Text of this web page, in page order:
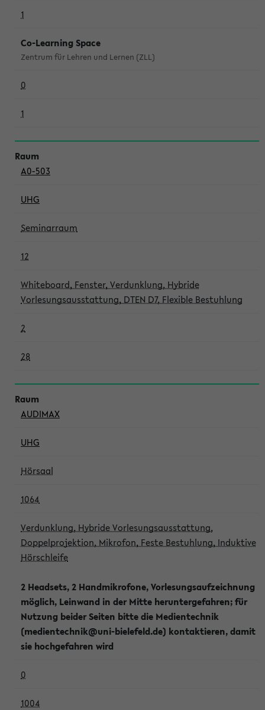
1
Co-Learning Space
Zentrum für Lehren und Lernen (ZLL)
0
1
A0-503
UHG
Seminarraum
12
Whiteboard, Fenster, Verdunklung, Hybride
Vorlesungsausstattung, DTEN D7, Flexible Bestuhlung
2
28
AUDIMAX
UHG
Hörsaal
1064
Verdunklung, Hybride Vorlesungsausstattung,
Doppelprojektion, Mikrofon, Feste Bestuhlung, Induktive
Hörschleife
2 Headsets, 2 Handmikrofone, Vorlesungsaufzeichnung
möglich, Leinwand in der Mitte heruntergefahren; für
Nutzung beider Seiten bitte die Medientechnik
(medientechnik@uni-bielefeld.de) kontaktieren, damit
sie hochgefahren wird
0
1004